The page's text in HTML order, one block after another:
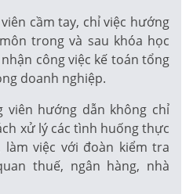
cầm tay, chỉ việc hướng
trong và sau khóa học
công việc kế toán tổng
doanh nghiệp.
viên hướng dẫn không chỉ
xử lý các tình huống thực
việc với đoàn kiểm tra
thuế, ngân hàng, nhà